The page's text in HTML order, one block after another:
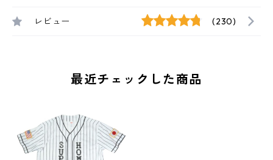
レビュー (230)
最近チェックした商品